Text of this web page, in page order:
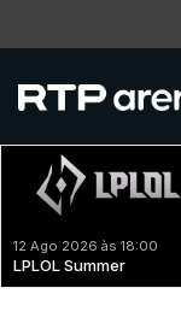
12 Ago 2026 às 18:00
LPLOL Summer